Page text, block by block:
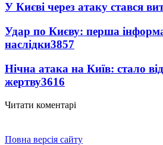
У Києві через атаку стався
Удар по Києву: перша
наслідки3857
Нічна атака на Київ: стало
жертву3616
Читати коментарі
Повна версія сайту